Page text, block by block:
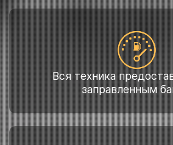
Вся техника
заправленным